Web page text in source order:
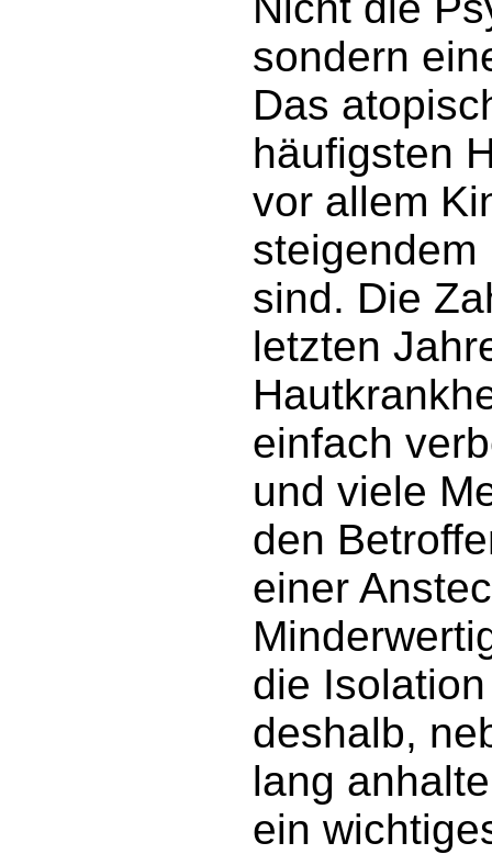
sondern
Das
häufigsten
vor allem
steigendem
sind. Die
letzten
einfach
und viele
den
einer
die
deshalb,
lang
ein